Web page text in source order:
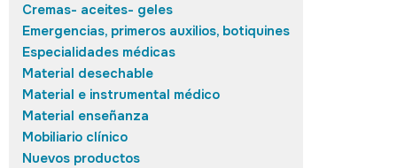
Cremas- aceites- geles
Emergencias, primeros auxilios, botiquines
Especialidades médicas
Material desechable
Material e instrumental médico
Material enseñanza
Mobiliario clínico
Nuevos productos